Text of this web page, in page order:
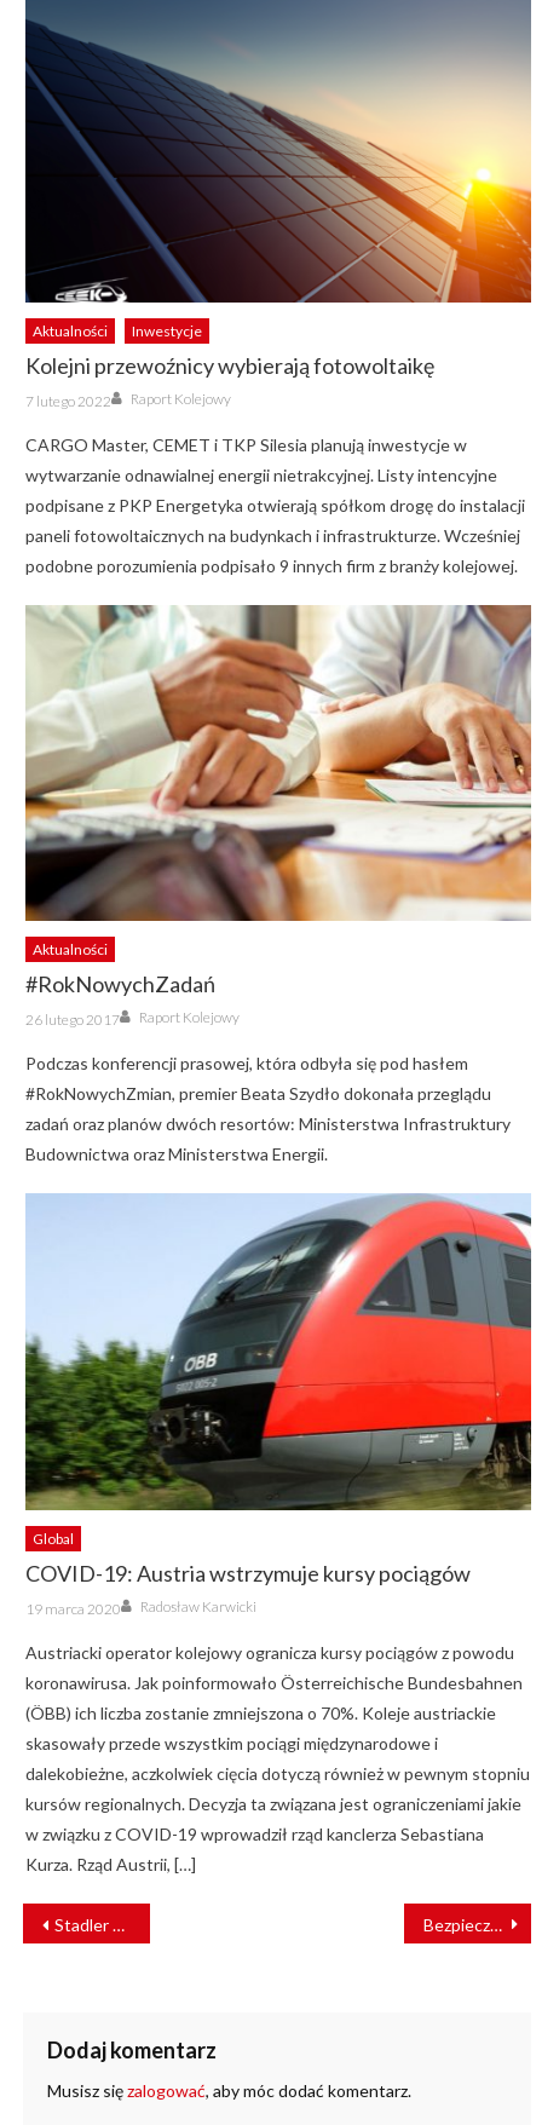
Aktualności Inwestycje
Kolejni przewoźnicy wybierają fotowoltaikę
Posted
on
7 lutego 2022 Author
Raport Kolejowy
CARGO Master, CEMET i TKP Silesia planują inwestycje w
wytwarzanie odnawialnej energii nietrakcyjnej. Listy intencyjne
podpisane z PKP Energetyka otwierają spółkom drogę do instalacji
paneli fotowoltaicznych na budynkach i infrastrukturze. Wcześniej
podobne porozumienia podpisało 9 innych firm z branży kolejowej.
Aktualności
#RokNowychZadań
Posted
on
26 lutego 2017 Author
Raport Kolejowy
Podczas konferencji prasowej, która odbyła się pod hasłem
#RokNowychZmian, premier Beata Szydło dokonała przeglądu
zadań oraz planów dwóch resortów: Ministerstwa Infrastruktury
Budownictwa oraz Ministerstwa Energii.
Global
COVID-19: Austria wstrzymuje kursy pociągów
Posted
on
19 marca 2020 Author
Radosław Karwicki
Austriacki operator kolejowy ogranicza kursy pociągów z powodu
koronawirusa. Jak poinformowało Österreichische Bundesbahnen
(ÖBB) ich liczba zostanie zmniejszona o 70%. Koleje austriackie
skasowały przede wszystkim pociągi międzynarodowe i
dalekobieżne, aczkolwiek cięcia dotyczą również w pewnym stopniu
kursów regionalnych. Decyzja ta związana jest ograniczeniami jakie
w związku z COVID-19 wprowadził rząd kanclerza Sebastiana
Kurza. Rząd Austrii, […]
NAWIGACJA
WPISU
Stadler poprawia wyniki i patrzy w przyszłość. Pomimo wyzwań firma notuje wyraźny wzrost Bezpieczna bocznica – bezpieczna kolej. V Konferencja SzkolTrans
Dodaj komentarz
Musisz sięzalogować, aby móc dodać komentarz.